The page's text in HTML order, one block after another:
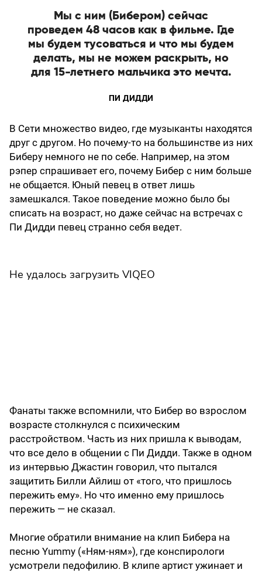
Мы с ним (Бибером) сейчас
проведем 48 часов как в фильме. Где
мы будем тусоваться и что мы будем
делать, мы не можем раскрыть, но
для 15-летнего мальчика это мечта.
ПИ ДИДДИ
В Сети множество видео, где музыканты находятся
друг с другом. Но почему-то на большинстве из них
Биберу немного не по себе. Например, на этом
рэпер спрашивает его, почему Бибер с ним больше
не общается. Юный певец в ответ лишь
замешкался. Такое поведение можно было бы
списать на возраст, но даже сейчас на встречах с
Пи Дидди певец странно себя ведет.
Не удалось загрузить VIQEO
Фанаты также вспомнили, что Бибер во взрослом
возрасте столкнулся с психическим
расстройством. Часть из них пришла к выводам,
что все дело в общении с Пи Дидди. Также в одном
из интервью Джастин говорил, что пытался
защитить Билли Айлиш от «того, что пришлось
пережить ему». Но что именно ему пришлось
пережить — не сказал.
Многие обратили внимание на клип Бибера на
песню Yummy («Ням-ням»), где конспирологи
усмотрели педофилию. В клипе артист ужинает и